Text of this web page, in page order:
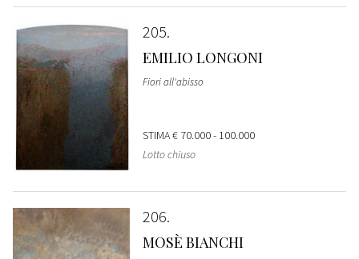
205
EMILIO LONGONI
Fiori all'abisso
STIMA€ 70.000 - 100.000
Lotto chiuso
206
MOSÈ BIANCHI